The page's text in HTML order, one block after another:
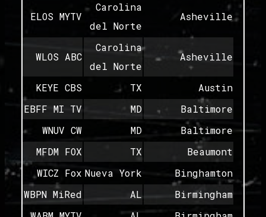
Asheville
Carolina
del Norte
ELOS MYTV
Asheville
Carolina
del Norte
WLOS ABC
Austin
TX
KEYE CBS
Baltimore
MD
EBFF MI TV
Baltimore
MD
WNUV CW
Beaumont
TX
MFDM FOX
Binghamton
Nueva York
WICZ Fox
Birmingham
AL
WBPN MiRed